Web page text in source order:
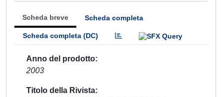
Scheda breve Scheda completa
Scheda completa (DC)
Anno del prodotto
2003
Titolo della Rivista